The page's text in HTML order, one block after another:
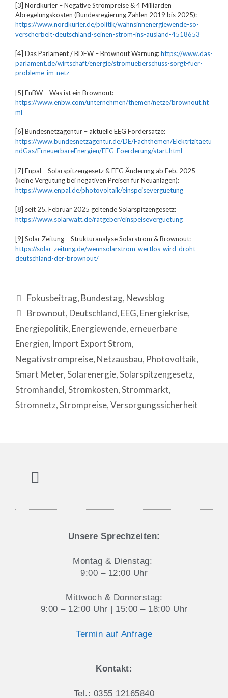
[3] Nordkurier – Negative Strompreise & 4 Milliarden
Abregelungskosten (Bundesregierung Zahlen 2019 bis 2025):
https://www.nordkurier.de/politik/wahnsinnenergiewende-so-
verscherbelt-deutschland-seinen-strom-ins-ausland-4518653
[4] Das Parlament / BDEW – Brownout Warnung:https://www.das-
parlament.de/wirtschaft/energie/stromueberschuss-sorgt-fuer-
probleme-im-netz
[5] EnBW – Was ist ein Brownout:
https://www.enbw.com/unternehmen/themen/netze/brownout.ht
ml
[6] Bundesnetzagentur – aktuelle EEG Fördersätze:
https://www.bundesnetzagentur.de/DE/Fachthemen/Elektrizitaetu
ndGas/ErneuerbareEnergien/EEG_Foerderung/start.html
[7] Enpal – Solarspitzengesetz & EEG Änderung ab Feb. 2025
(keine Vergütung bei negativen Preisen für Neuanlagen):
https://www.enpal.de/photovoltaik/einspeiseverguetung
[8] seit 25. Februar 2025 geltende Solarspitzengesetz:
https://www.solarwatt.de/ratgeber/einspeiseverguetung
[9] Solar Zeitung – Strukturanalyse Solarstrom & Brownout:
https://solar-zeitung.de/wennsolarstrom-wertlos-wird-droht-
deutschland-der-brownout/
Fokusbeitrag, Bundestag, Newsblog
Brownout, Deutschland, EEG, Energiekrise,
Energiepolitik, Energiewende, erneuerbare
Energien, Import Export Strom,
Negativstrompreise, Netzausbau, Photovoltaik,
Smart Meter,Solarenergie,Solarspitzengesetz,
Stromhandel,Stromkosten,Strommarkt,
Stromnetz,Strompreise,Versorgungssicherheit
Unsere Sprechzeiten:
Montag & Dienstag:
9:00 – 12:00 Uhr
Mittwoch & Donnerstag:
9:00 – 12:00 Uhr | 15:00 – 18:00 Uhr
Termin auf Anfrage
Kontakt:
Tel.: 0355 12165840